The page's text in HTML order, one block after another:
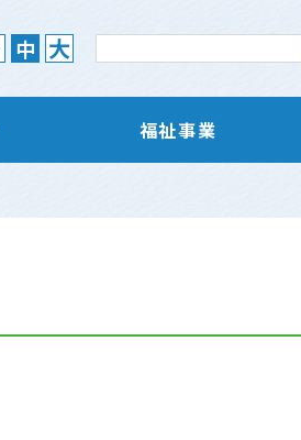
中 大
福祉事業